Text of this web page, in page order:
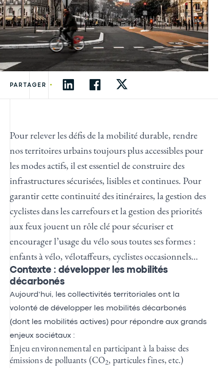
PARTAGER •
Pour relever les défis de la mobilité durable, rendre
nos territoires urbains toujours plus accessibles pour
les modes actifs, il est essentiel de construire des
infrastructures sécurisées, lisibles et continues. Pour
garantir cette continuité des itinéraires, la gestion des
cyclistes dans les carrefours et la gestion des priorités
aux feux jouent un rôle clé pour sécuriser et
encourager l’usage du vélo sous toutes ses formes :
enfants à vélo, vélotaffeurs, cyclistes occasionnels…
Contexte : développer les mobilités
décarbonés
Aujourd’hui, les collectivités territoriales ont la
volonté de développer les mobilités décarbonés
(dont les mobilités actives) pour répondre aux grands
enjeux sociétaux :
Enjeu environnemental en participant à la baisse des
émissions de polluants (CO2, particules fines, etc.)